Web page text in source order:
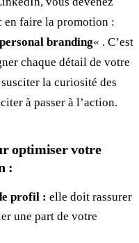
en faire la promotion :
personal branding« . C’est
chaque détail de votre
la curiosité des
à passer à l’action.
optimiser votre
:
profil : elle doit rassurer
une part de votre